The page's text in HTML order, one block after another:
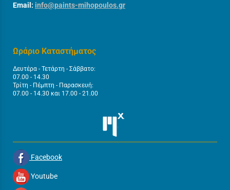
Email: info@paints-mihopoulos.gr
Ωράριο Καταστήματος
Δευτέρα - Τετάρτη - Σάββατο:
07.00 - 14.30
Τρίτη - Πέμπτη - Παρασκευή:
07.00 - 14.30 και 17.00 - 21.00
Facebook
Youtube